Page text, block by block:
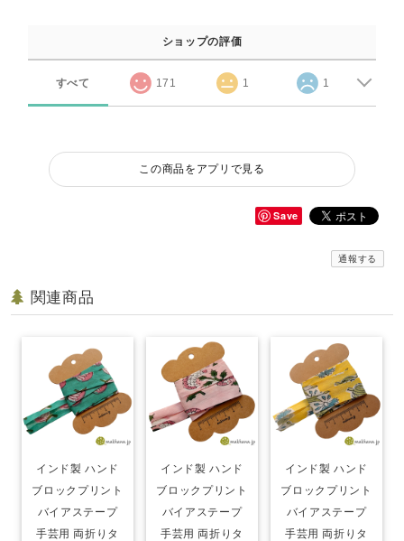
ショップの評価
すべて 171 1 1
この商品をアプリで見る
Save
通報する
関連商品
インド製 ハンド
ブロックプリント
バイアステープ
手芸用 両折りタ
インド製 ハンド
ブロックプリント
バイアステープ
手芸用 両折りタ
インド製 ハンド
ブロックプリント
バイアステープ
手芸用 両折りタ